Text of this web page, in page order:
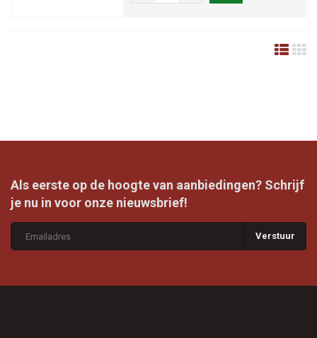
Als eerste op de hoogte van aanbiedingen? Schrijf
je nu in voor onze nieuwsbrief!
Verstuur